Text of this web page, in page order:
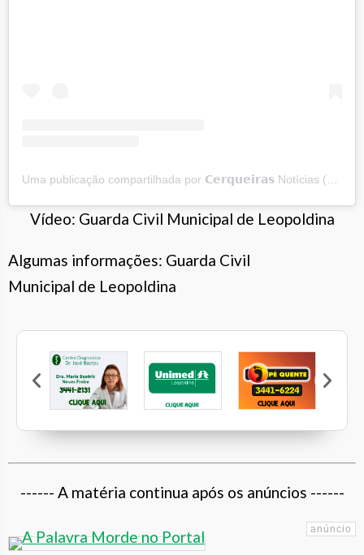
Uma publicação compartilhada por 𝗖𝗲𝗿𝗾𝘂𝗲𝗶𝗿𝗮𝘀 Notícias (@cerqueirasnoticias)
Vídeo: Guarda Civil Municipal de Leopoldina
Algumas informações: Guarda Civil
Municipal de Leopoldina
------ A matéria continua após os anúncios ------